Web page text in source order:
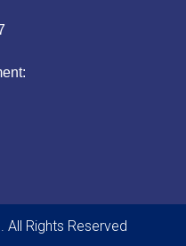
Rights Reserved